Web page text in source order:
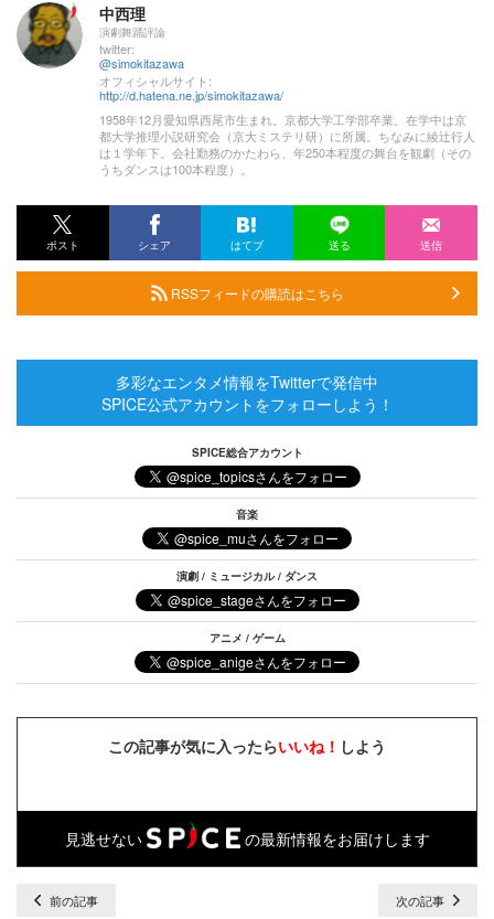
中西理
演劇舞踊評論
twitter:
@simokitazawa
オフィシャルサイト:
http://d.hatena.ne.jp/simokitazawa/
1958年12月愛知県西尾市生まれ。京都大学工学部卒業。在学中は京
都大学推理小説研究会（京大ミステリ研）に所属。ちなみに綾辻行人
は１学年下。会社勤務のかたわら、年250本程度の舞台を観劇（その
うちダンスは100本程度）。
ポスト シェア はてブ 送る 送信
RSSフィードの購読はこちら
多彩なエンタメ情報をTwitterで発信中
SPICE公式アカウントをフォローしよう！
SPICE総合アカウント
音楽
演劇 / ミュージカル / ダンス
アニメ / ゲーム
この記事が気に入ったらいいね！ しよう
見逃せない の最新情報をお届けします
前の記事 次の記事